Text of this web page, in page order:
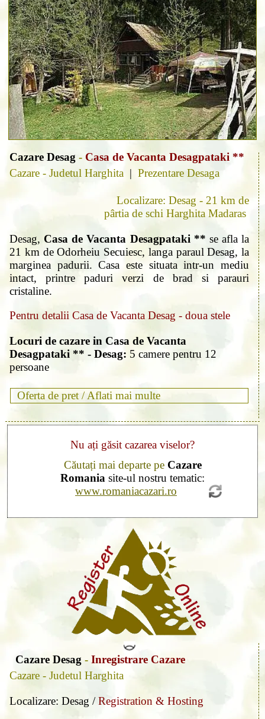
Cazare Desag - Casa de Vacanta Desagpataki **
Cazare - Judetul Harghita | Prezentare Desaga
Localizare: Desag - 21 km de
pârtia de schi Harghita Madaras
Desag, Casa de Vacanta Desagpataki ** se afla la
21 km de Odorheiu Secuiesc, langa paraul Desag, la
marginea padurii. Casa este situata intr-un mediu
intact, printre paduri verzi de brad si parauri
cristaline.
Pentru detalii Casa de Vacanta Desag - doua stele
Locuri de cazare in Casa de Vacanta
Desagpataki ** - Desag: 5 camere pentru 12
persoane
Oferta de pret / Aflati mai multe
Nu ați găsit cazarea viselor?
Căutați mai departe pe Cazare
Romania site-ul nostru tematic:
www.romaniacazari.ro
Cazare Desag - Inregistrare Cazare
Cazare - Judetul Harghita
Localizare: Desag /Registration & Hosting